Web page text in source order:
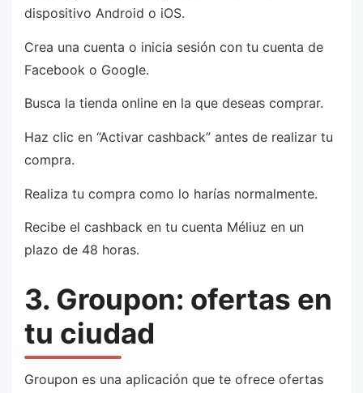
dispositivo Android o iOS.
Crea una cuenta o inicia sesión con tu cuenta de
Facebook o Google.
Busca la tienda online en la que deseas comprar.
Haz clic en “Activar cashback” antes de realizar tu
compra.
Realiza tu compra como lo harías normalmente.
Recibe el cashback en tu cuenta Méliuz en un
plazo de 48 horas.
3. Groupon: ofertas en
tu ciudad
Groupon es una aplicación que te ofrece ofertas